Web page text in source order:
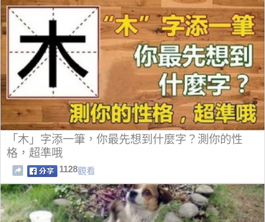
「木」字添一筆，你最先想到什麼字？測你的性
格，超準哦
1128觀看